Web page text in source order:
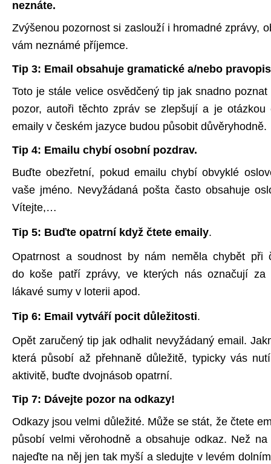
neznáte.
Zvýšenou pozornost si zaslouží i hromadné zprávy,
vám neznámé příjemce.
Tip 3: Email obsahuje gramatické a/nebo
Toto je stále velice osvědčený tip jak snadno
pozor, autoři těchto zpráv se zlepšují a je otázkou
emaily v českém jazyce budou působit důvěryhodně.
Tip 4: Emailu chybí osobní pozdrav.
Buďte obezřetní, pokud emailu chybí obvyklé
vaše jméno. Nevyžádaná pošta často obsahuje
Vítejte,…
Tip 5: Buďte opatrní když čtete emaily.
Opatrnost a soudnost by nám neměla chybět při
do koše patří zprávy, ve kterých nás označují za
lákavé sumy v loterii apod.
Tip 6: Email vytváří pocit důležitosti.
Opět zaručený tip jak odhalit nevyžádaný email.
která působí až přehnaně důležitě, typicky vás
aktivitě, buďte dvojnásob opatrní.
Tip 7: Dávejte pozor na odkazy!
Odkazy jsou velmi důležité. Může se stát, že čtete
působí velmi věrohodně a obsahuje odkaz. Než
najeďte na něj jen tak myší a sledujte v levém